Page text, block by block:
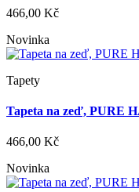
466,00 Kč
Novinka
Tapety
Tapeta na zeď, PURE
466,00 Kč
Novinka